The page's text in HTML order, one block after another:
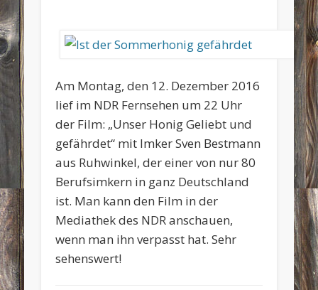
Am Montag, den 12. Dezember 2016
lief im NDR Fernsehen um 22 Uhr
der Film: „Unser Honig Geliebt und
gefährdet“ mit Imker Sven Bestmann
aus Ruhwinkel, der einer von nur 80
Berufsimkern in ganz Deutschland
ist. Man kann den Film in der
Mediathek des NDR anschauen,
wenn man ihn verpasst hat. Sehr
sehenswert!